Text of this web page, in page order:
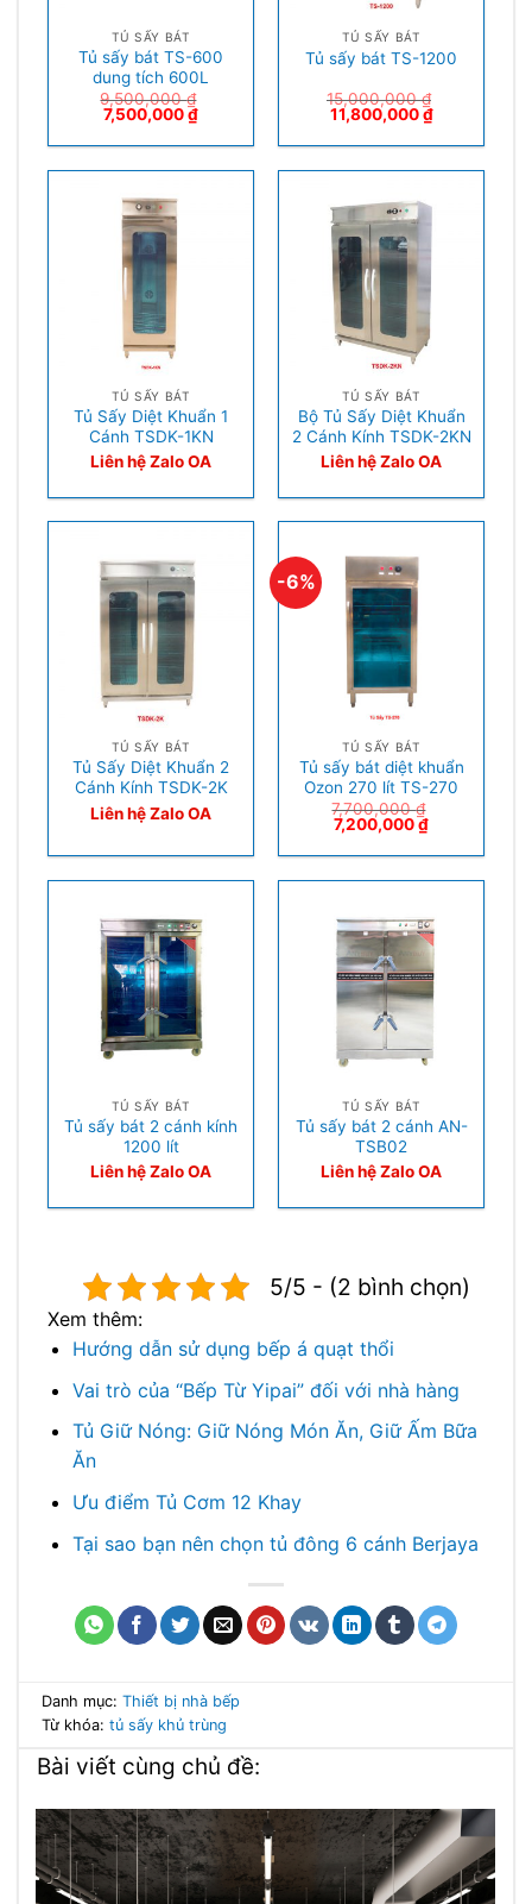
TỦ SẤY BÁT
Tủ sấy bát TS-600
dung tích 600L
9,500,000₫
7,500,000₫
TỦ SẤY BÁT
Tủ sấy bát TS-1200
15,000,000₫
11,800,000₫
TỦ SẤY BÁT
Tủ Sấy Diệt Khuẩn 1
Cánh TSDK-1KN
Liên hệ Zalo OA
TỦ SẤY BÁT
Bộ Tủ Sấy Diệt Khuẩn
2 Cánh Kính TSDK-2KN
Liên hệ Zalo OA
TỦ SẤY BÁT
Tủ Sấy Diệt Khuẩn 2
Cánh Kính TSDK-2K
Liên hệ Zalo OA
-6%
TỦ SẤY BÁT
Tủ sấy bát diệt khuẩn
Ozon 270 lít TS-270
7,700,000₫
7,200,000₫
TỦ SẤY BÁT
Tủ sấy bát 2 cánh kính
1200 lít
Liên hệ Zalo OA
TỦ SẤY BÁT
Tủ sấy bát 2 cánh AN-
TSB02
Liên hệ Zalo OA
5/5 - (2 bình chọn)
Xem thêm:
Hướng dẫn sử dụng bếp á quạt thổi
Vai trò của “Bếp Từ Yipai” đối với nhà hàng
Tủ Giữ Nóng: Giữ Nóng Món Ăn, Giữ Ấm Bữa
Ăn
Ưu điểm Tủ Cơm 12 Khay
Tại sao bạn nên chọn tủ đông 6 cánh Berjaya
Danh mục: Thiết bị nhà bếp
Từ khóa: tủ sấy khủ trùng
Bài viết cùng chủ đề: